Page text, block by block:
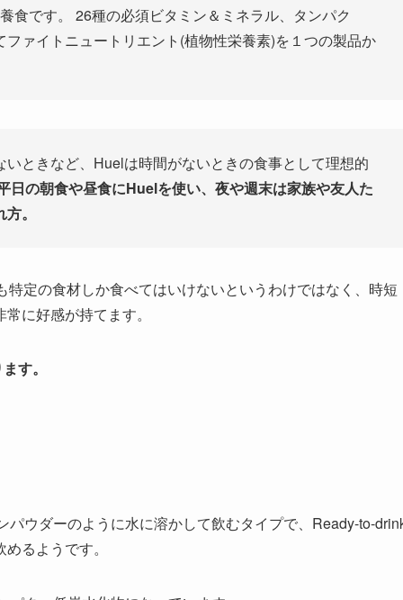
食です。 26種の必須ビタミン＆ミネラル、タンパク
ァイトニュートリエント(植物性栄養素)を１つの製品か
ときなど、Huelは時間がないときの食事として理想的
日の朝食や昼食にHuelを使い、夜や週末は家族や友人た
。
定の食材しか食べてはいけないというわけではなく、時短
に好感が持てます。
す。
ウダーのように水に溶かして飲むタイプで、Ready-to-
るようです。